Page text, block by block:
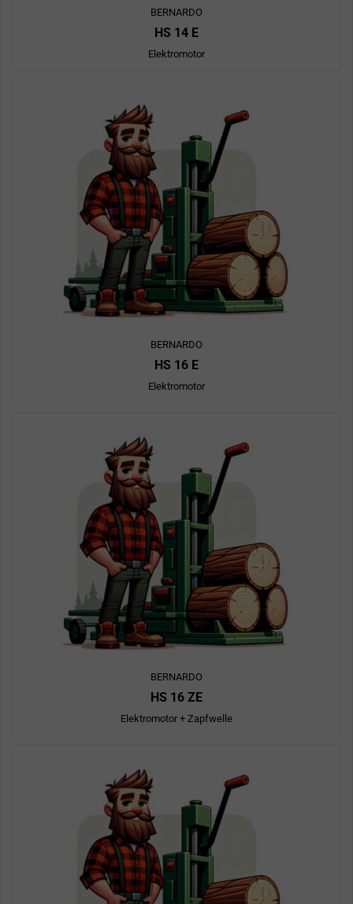
BERNARDO
HS 14 E
Elektromotor
BERNARDO
HS 16 E
Elektromotor
BERNARDO
HS 16 ZE
Elektromotor + Zapfwelle